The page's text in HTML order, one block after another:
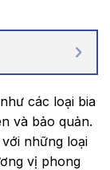
các loại bia
và bảo quản.
những loại
vị phong